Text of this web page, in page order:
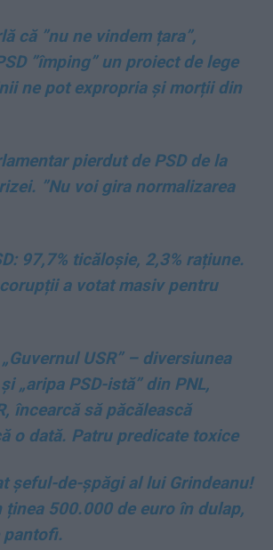
că ”nu ne vindem țara”,
”împing” un proiect de lege
ne pot expropria și morții din
pierdut de PSD de la
”Nu voi gira normalizarea
97,7% ticăloșie, 2,3% rațiune.
a votat masiv pentru
USR” – diversiunea
„aripa PSD-istă” din PNL,
încearcă să păcălească
o dată. Patru predicate toxice
șeful-de-șpăgi al lui Grindeanu!
ținea 500.000 de euro în dulap,